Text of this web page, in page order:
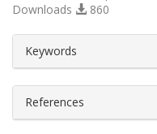
Downloads
860
Keywords
References